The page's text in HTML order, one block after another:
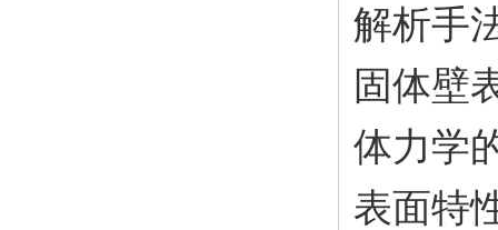
解析手
固体壁
体力学
表面特